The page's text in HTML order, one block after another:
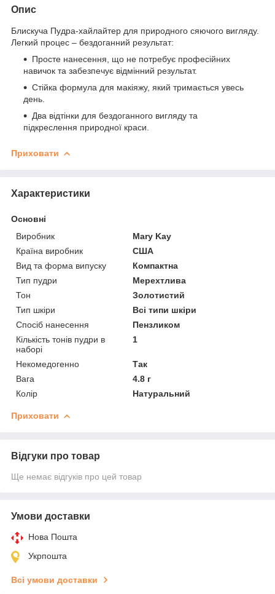
Опис
Блискуча Пудра-хайлайтер для природного сяючого вигляду.
Легкий процес – бездоганний результат:
Просте нанесення, що не потребує професійних
навичок та забезпечує відмінний результат.
Стійка формула для макіяжу, який тримається увесь
день.
Два відтінки для бездоганного вигляду та
підкреслення природної краси.
Приховати
Характеристики
Основні
Виробник
Mary Kay
Країна виробник
США
Вид та форма випуску
Компактна
Тип пудри
Мерехтлива
Тон
Золотистий
Тип шкіри
Всі типи шкіри
Спосіб нанесення
Пензликом
Кількість тонів пудри в
наборі
1
Некомедогенно
Так
Вага
4.8 г
Колір
Натуральний
Приховати
Відгуки про товар
Ще немає відгуків про цей товар
Умови доставки
Нова Пошта
Укрпошта
Всі умови доставки